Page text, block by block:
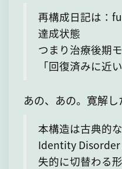
再構成日記は：
達成状態
つまり治療後期
「回復済みに近
あの、あの。寛解し
本構造は古典的
Identity Disorder
失的に切替わる